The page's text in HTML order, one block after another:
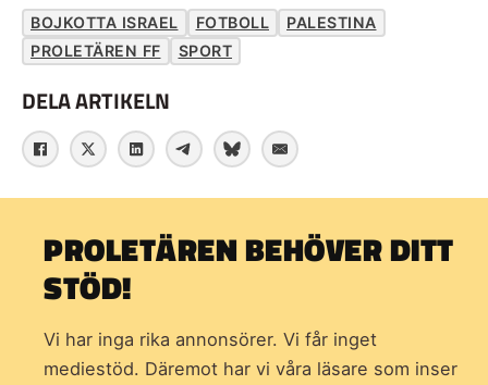
BOJKOTTA ISRAEL FOTBOLL
PALESTINA
PROLETÄREN FF
SPORT
DELA ARTIKELN
PROLETÄREN BEHÖVER DITT
STÖD!
Vi har inga rika annonsörer. Vi får inget
mediestöd. Däremot har vi våra läsare som inser